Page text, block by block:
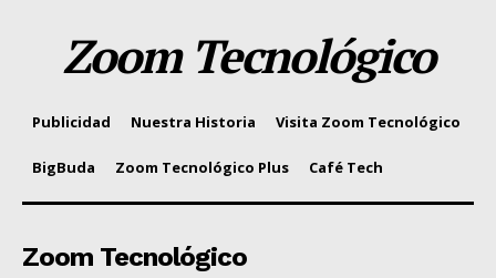
Zoom Tecnológico
Publicidad Nuestra Historia Visita Zoom Tecnológico
BigBuda Zoom Tecnológico Plus Café Tech
Zoom Tecnológico